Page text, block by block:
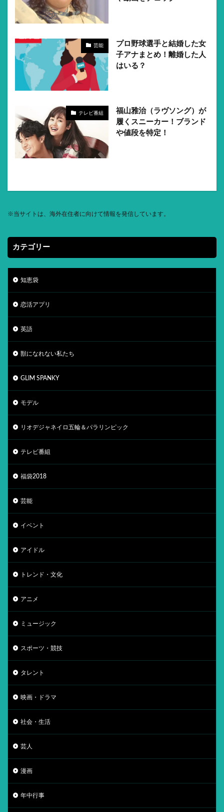
芸能
プロ野球選手と結婚した女
子アナまとめ！離婚した人
はいる？
テレビ番組
福山雅治（ラヴソング）が
履くスニーカー！ブランド
や値段を特定！
※当サイトは、海外在住者に向けて情報を発信しています。
カテゴリー
知恵袋
恋活アプリ
英語
獣になれない私たち
GLIM SPANKY
モデル
リオデジャネイロ五輪＆パラリンピック
テレビ番組
福袋2018
芸能
イベント
アイドル
トレンド・文化
アニメ
ミュージック
スポーツ・競技
タレント
映画・ドラマ
社会・生活
芸人
漫画
年中行事